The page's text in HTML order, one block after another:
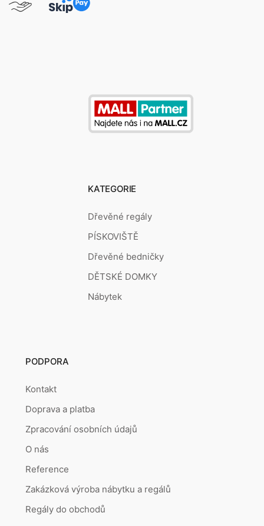
KATEGORIE
Dřevěné regály
PÍSKOVIŠTĚ
Dřevěné bedničky
DĚTSKÉ DOMKY
Nábytek
PODPORA
Kontakt
Doprava a platba
Zpracování osobních údajů
O nás
Reference
Zakázková výroba nábytku a regálů
Regály do obchodů